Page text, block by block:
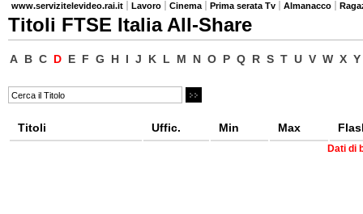
www.servizitelevideo.rai.it Lavoro Cinema Prima serata Tv Almanacco
Titoli FTSE Italia All-Share
A B C D E F G H I J K L M N O P Q R S T U V W X Y
Titoli Uffic. Min Max
Dati di